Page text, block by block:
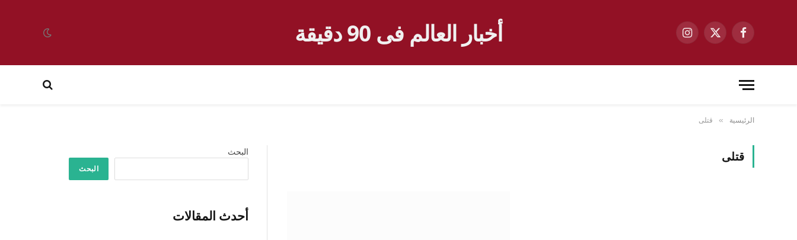
فيسبوكX
الانستغرام أخبار العالم فى 90 دقيقة
الرئيسية » قتلى
قتلى البحث
البحث
أحدث المقالات